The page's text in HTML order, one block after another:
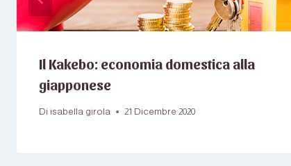
Il Kakebo: economia domestica alla
giapponese
Di isabella girola 21 Dicembre 2020